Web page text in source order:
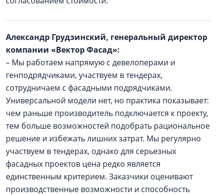
Александр Грудзинский, генеральный директор
компании «Вектор Фасад»:
– Мы работаем напрямую с девелоперами и
генподрядчиками, участвуем в тендерах,
сотрудничаем с фасадными подрядчиками.
Универсальной модели нет, но практика показывает:
чем раньше производитель подключается к проекту,
тем больше возможностей подобрать рациональное
решение и избежать лишних затрат. Мы регулярно
участвуем в тендерах, однако для серьезных
фасадных проектов цена редко является
единственным критерием. Заказчики оценивают
производственные возможности и способность